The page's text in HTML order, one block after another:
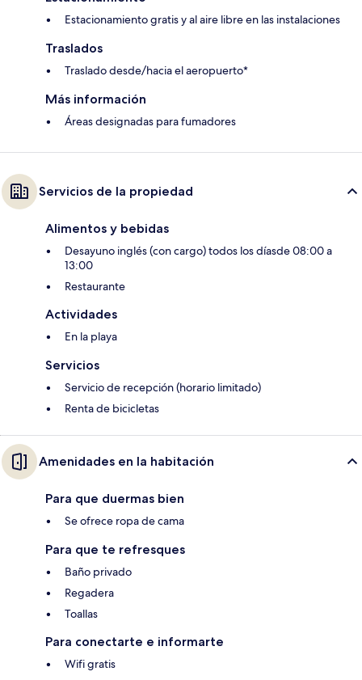
Estacionamiento gratis y al aire libre en las instalaciones
Traslados
Traslado desde/hacia el aeropuerto*
Más información
Áreas designadas para fumadores
Servicios de la propiedad
Alimentos y bebidas
Desayuno inglés (con cargo) todos los díasde 08:00 a
13:00
Restaurante
Actividades
En la playa
Servicios
Servicio de recepción (horario limitado)
Renta de bicicletas
Amenidades en la habitación
Para que duermas bien
Se ofrece ropa de cama
Para que te refresques
Baño privado
Regadera
Toallas
Para conectarte e informarte
Wifi gratis